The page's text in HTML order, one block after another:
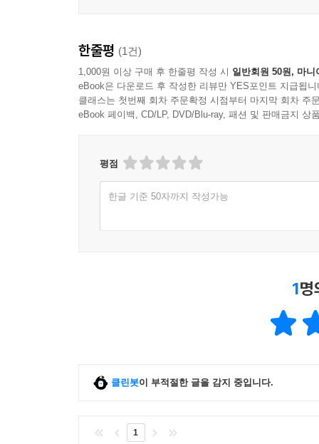
이 책의 전반부에서 나는 확장된 마음 이론에 대
어떤 항목이 인지적이라고 간주되기에 총체적으
인지 과정으로 간주되려면 인지적 주체(기준의
었다. 소유권을 이해하려는 이전의 시도들은 흔들
인격적 수준의 소유권은 권한과 관련이 있고, 행
조작, 활용, 또는 변환으로 구성된다. 두 가지 모
마음’으로 통합한다. 연합된 마음은 새로운 마음
표식 반론’은 체화된 마음 및 확장된 마음이 호
반론인데, 저자는 여러 반론들이 결국 인지의 표
이론과 실제를 연결짓는 혁신적인 접근
롤랜즈는 인지과정이 신경적, 신체적, 환경적
새로운 마음 과학의 토대가 될, 진정으로 반
산발적으로 제시되어 온 새로운 마음 개념에
한줄평 (1건)
1,000원 이상 구매 후 한줄평 작성 시 일반회원 50원, 마니
eBook은 다운로드 후 작성한 리뷰만 YES포인트 지급됩니
클래스는 첫번째 회차 주문확정 시점부터 마지막 회차 주
eBook 페이백, CD/LP, DVD/Blu-ray, 패션 및 판매금지 상
평점
한글 기준 50자까지 작성가능
1명
클린봇이 부적절한 글을 감지 중입니다.
1